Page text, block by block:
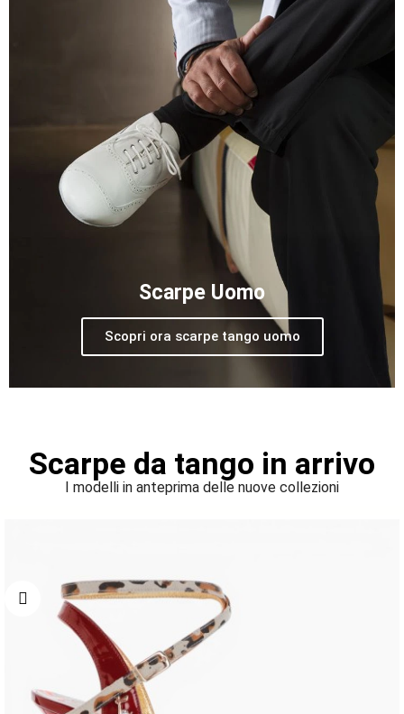
Scarpe Uomo
Scopri ora scarpe tango uomo
Scarpe da tango in arrivo
I modelli in anteprima delle nuove collezioni